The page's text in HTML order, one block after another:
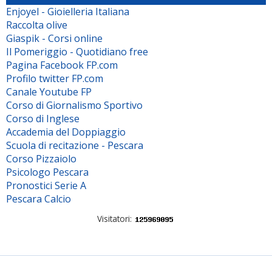
Enjoyel - Gioielleria Italiana
Raccolta olive
Giaspik - Corsi online
Il Pomeriggio - Quotidiano free
Pagina Facebook FP.com
Profilo twitter FP.com
Canale Youtube FP
Corso di Giornalismo Sportivo
Corso di Inglese
Accademia del Doppiaggio
Scuola di recitazione - Pescara
Corso Pizzaiolo
Psicologo Pescara
Pronostici Serie A
Pescara Calcio
Visitatori: